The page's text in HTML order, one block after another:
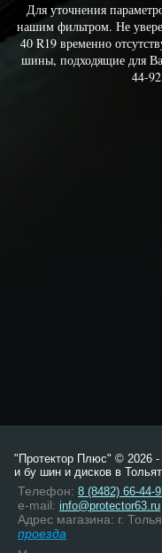
Для уточнения
нашим фильтром. Не
40 R19 временно
шины, подходящие для
44-
"Протектор Плюс" © 2026 -
и бу шин и дисков в
Телефон: 8 (8482) 66-44-
e-mail: info@protector63.ru
Адрес магазина: г.
проезда